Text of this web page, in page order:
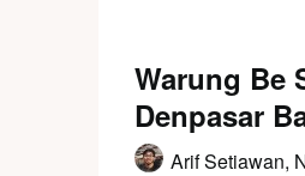
Warung Be
Denpasar
Arif Setiawan,